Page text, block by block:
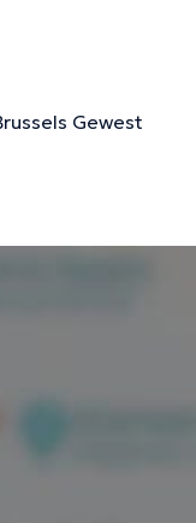
out /
Gewest